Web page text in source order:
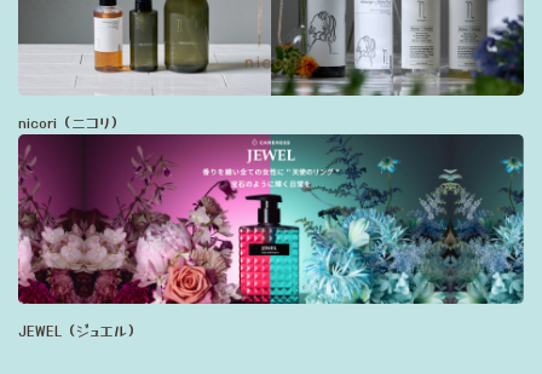
nicori（ニコリ）
JEWEL（ジュエル）